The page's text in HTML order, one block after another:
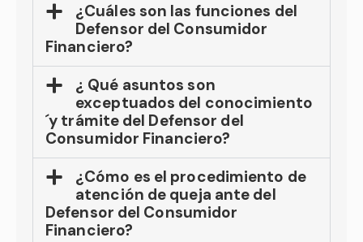
¿Cuáles son las funciones del
Defensor del Consumidor
Financiero?
¿ Qué asuntos son
exceptuados del conocimiento
´y trámite del Defensor del
Consumidor Financiero?
¿Cómo es el procedimiento de
atención de queja ante del
Defensor del Consumidor
Financiero?